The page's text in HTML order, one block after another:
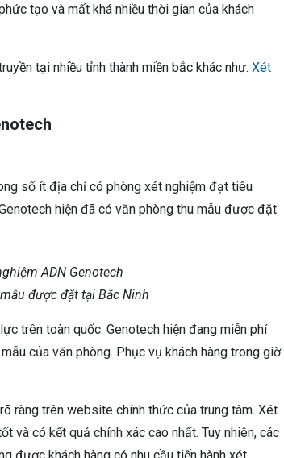
tạo và mất khá nhiều thời gian của khách
tại nhiều tỉnh thành miền bắc khác như: Xét
số ít địa chỉ có phòng xét nghiệm đạt tiêu
hiện đã có văn phòng thu mẫu được đặt
được đặt tại Bắc Ninh
trên toàn quốc. Genotech hiện đang miễn phí
của văn phòng. Phục vụ khách hàng trong giờ
ràng trên website chính thức của trung tâm. Xét
và có kết quả chính xác cao nhất. Tuy nhiên, các
được khách hàng có nhu cầu tiến hành xét